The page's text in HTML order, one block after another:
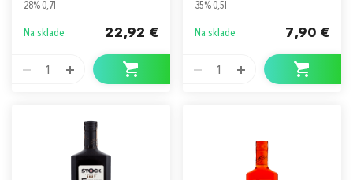
28% 0,7l
Na sklade 22,92 €
1
35% 0,5l
Na sklade 7,90 €
1